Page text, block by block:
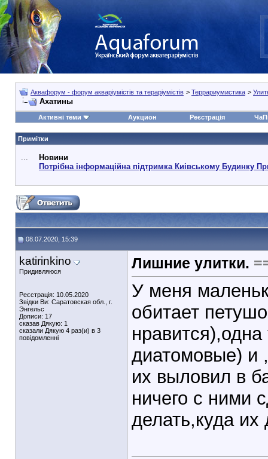
Аквафорум - форум акваріумістів та тераріумістів > Террариумистика >
Ахатины
Активні теми Аукцион Реєстрація
Примітки
...
Новини
Потрібна інформаційна підтримка Киівському Будинку
08.07.2020, 15:39
katirinkino
Придивляюся
Реєстрація: 10.05.2020
Звідки Ви: Саратовская обл., г.
Энгельс
Дописи: 17
сказав Дякую: 1
сказали Дякую 4 раз(и) в 3
повідомленні
Лишние улитки.
У меня
обитает
диатомовые) и
их выловил в
ничего с ними
делать,куда их